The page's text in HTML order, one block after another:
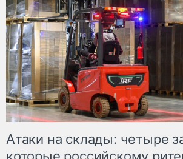
Атаки на склады: четыре
которые российскому